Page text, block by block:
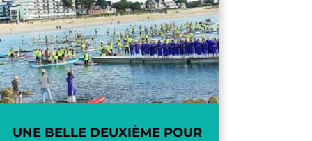
UNE BELLE DEUXIÈME POUR